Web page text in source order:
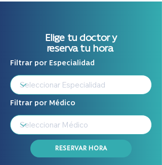
Elige tu doctor y
reserva tu hora
Filtrar por Especialidad
Filtrar por Médico
RESERVAR HORA